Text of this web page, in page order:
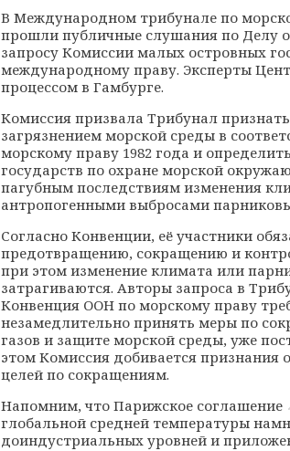
В Международном трибунале по
прошли публичные слушания по Делу
запросу Комиссии малых островных
международному праву. Эксперты
процессом в Гамбурге.
Комиссия призвала Трибунал
загрязнением морской среды в
морскому праву 1982 года и
государств по охране морской
пагубным последствиям изменения
антропогенными выбросами
Согласно Конвенции, её участники
предотвращению, сокращению и
при этом изменение климата или
затрагиваются. Авторы запроса в
Конвенция ООН по морскому праву
незамедлительно принять меры по
газов и защите морской среды, уже
этом Комиссия добивается признания
целей по сокращениям.
Напомним, что Парижское соглашение
глобальной средней температуры
доиндустриальных уровней и